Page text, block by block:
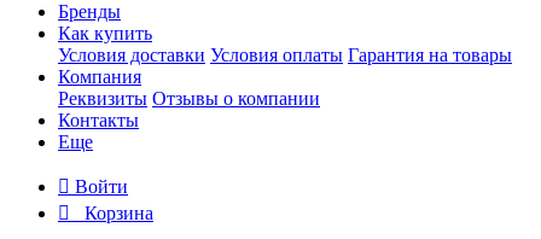
Бренды
Как купить
Условия доставки Условия оплаты Гарантия на товары
Компания
Реквизиты Отзывы о компании
Контакты
Еще
Войти
Корзина